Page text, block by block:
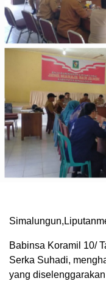
Babinsa Koramil 10/
Serka Suhadi,
yang